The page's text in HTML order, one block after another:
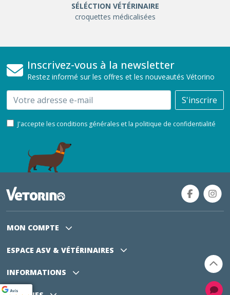
SÉLÉCTION VÉTÉRINAIRE
croquettes médicalisées
Inscrivez-vous à la newsletter
Restez informé sur les offres et les nouveautés Vétorino
Email S'inscrire
J'accepte les conditions générales et la politique de confidentialité
MON COMPTE
ESPACE ASV & VÉTÉRINAIRES
INFORMATIONS